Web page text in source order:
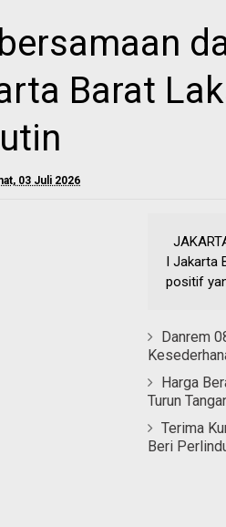
Barat
03 Juli 2026
I
positif
Danrem
Harga
Turun
Terima
Beri